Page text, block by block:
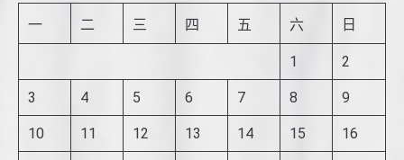
一 二 三 四 五 六 日
1 2
3 4 5 6 7 8 9
10 11 12 13 14 15 16